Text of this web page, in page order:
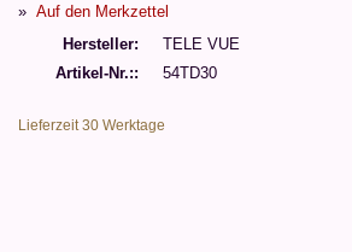
Auf den Merkzettel
Hersteller
TELE VUE
Artikel-Nr.:
54TD30
Lieferzeit 30 Werktage